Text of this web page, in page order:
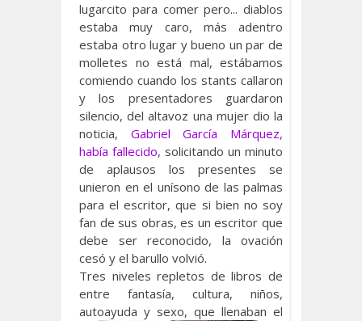
lugarcito para comer pero... diablos
estaba muy caro, más adentro
estaba otro lugar y bueno un par de
molletes no está mal, estábamos
comiendo cuando los stants callaron
y los presentadores guardaron
silencio, del altavoz una mujer dio la
noticia, Gabriel García Márquez,
había fallecido, solicitando un minuto
de aplausos los presentes se
unieron en el unísono de las palmas
para el escritor, que si bien no soy
fan de sus obras, es un escritor que
debe ser reconocido, la ovación
cesó y el barullo volvió.
Tres niveles repletos de libros de
entre fantasía, cultura, niños,
autoayuda y sexo, que llenaban el